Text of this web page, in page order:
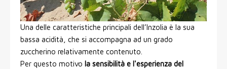
Una delle caratteristiche principali dell’Inzolia è la sua
bassa acidità, che si accompagna ad un grado
zuccherino relativamente contenuto.
Per questo motivo la sensibilità e l'esperienza del